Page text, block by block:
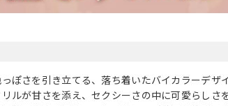
ぽさを引き立てる、落ち着いたバイカラーデザ
ルが甘さを添え、セクシーさの中に可愛らしさ